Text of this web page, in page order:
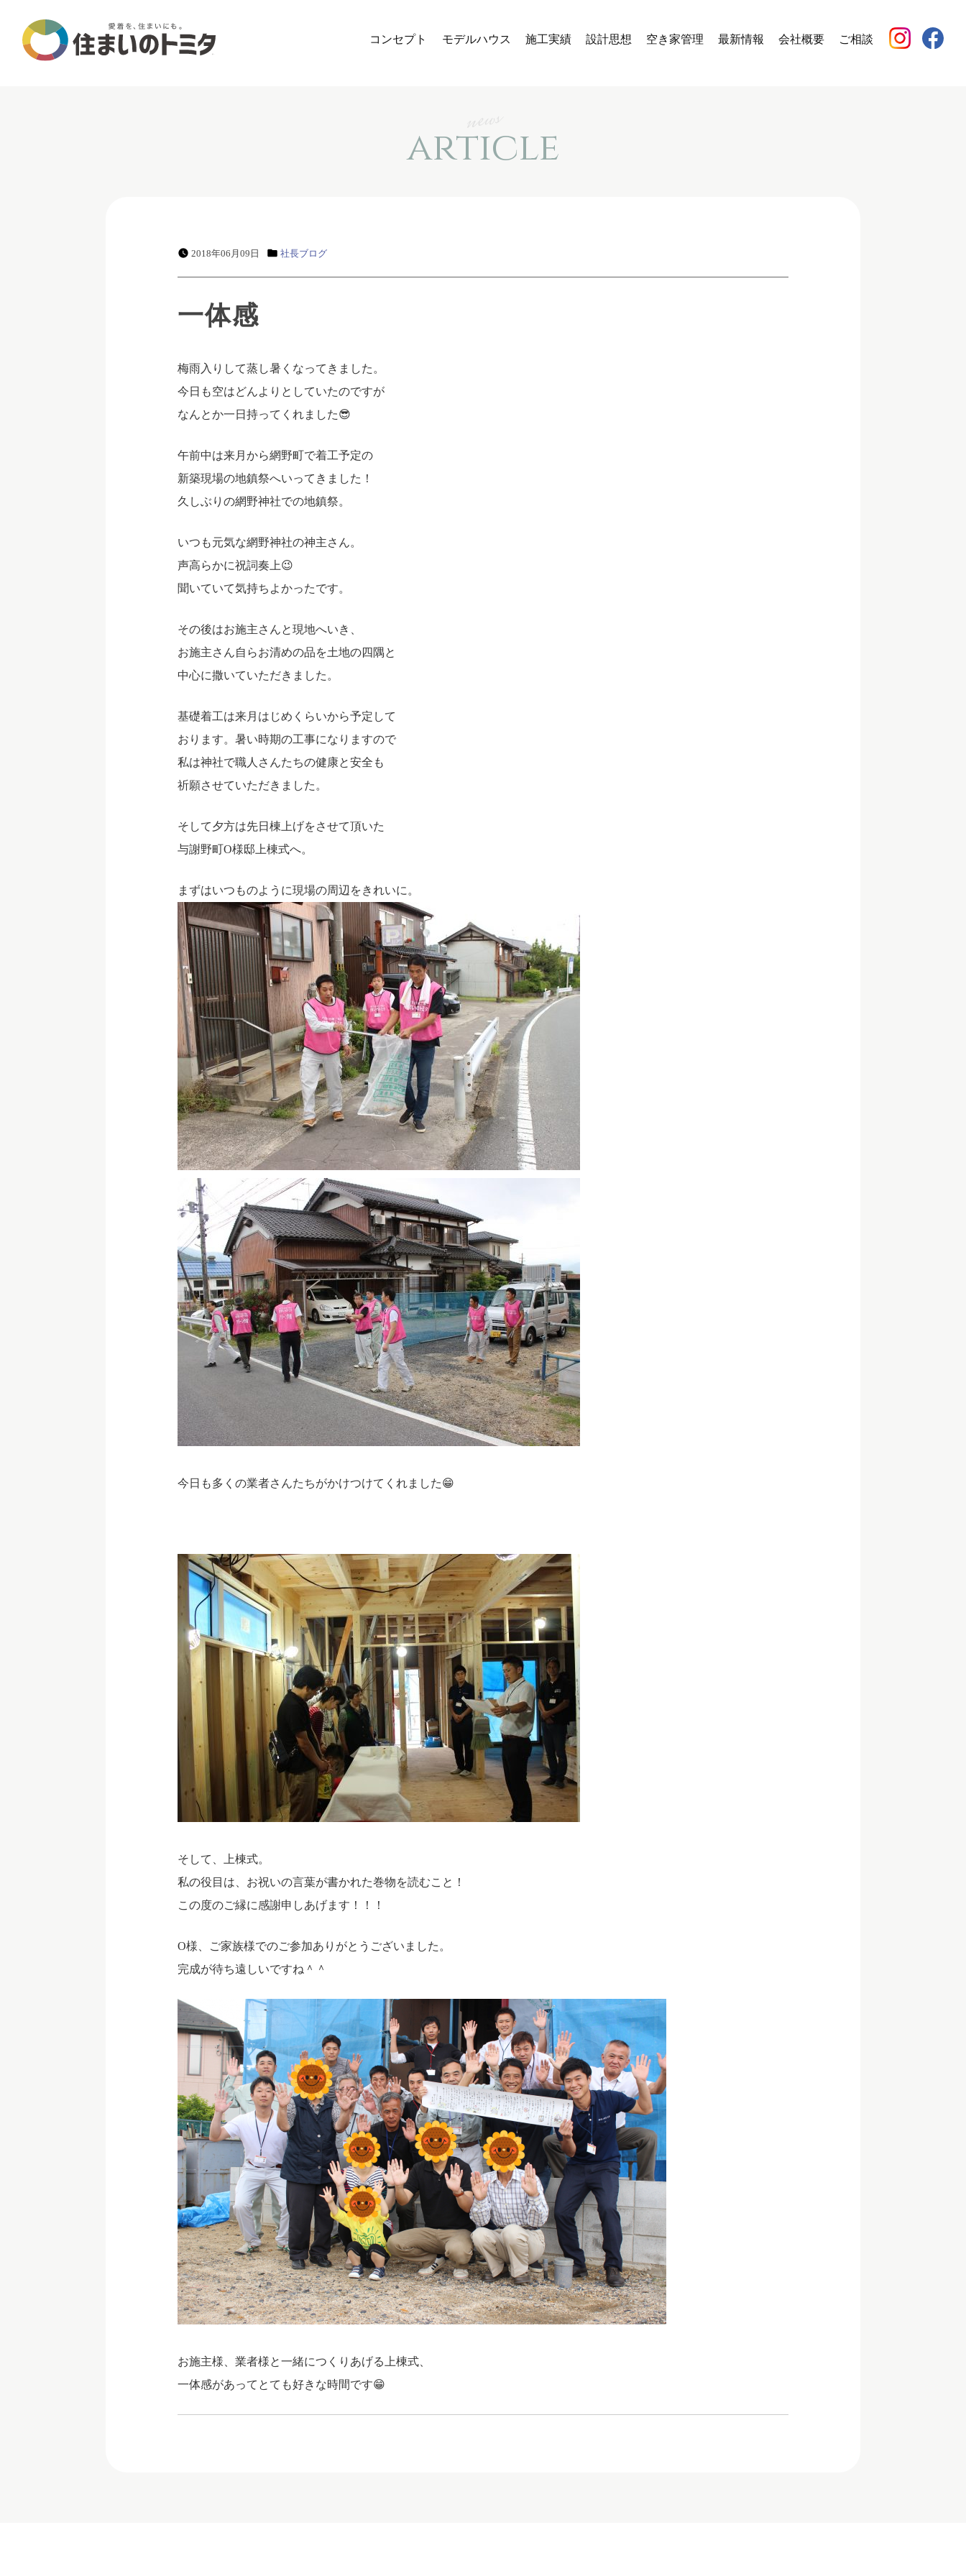
コンセプト モデルハウス 施工実績 設計思想 空き家管理 最新情報 会社概要 ご相談
article
2018年06月09日 社長ブログ
一体感
梅雨入りして蒸し暑くなってきました。
今日も空はどんよりとしていたのですが
なんとか一日持ってくれました😎
午前中は来月から網野町で着工予定の
新築現場の地鎮祭へいってきました！
久しぶりの網野神社での地鎮祭。
いつも元気な網野神社の神主さん。
声高らかに祝詞奏上😉
聞いていて気持ちよかったです。
その後はお施主さんと現地へいき、
お施主さん自らお清めの品を土地の四隅と
中心に撒いていただきました。
基礎着工は来月はじめくらいから予定して
おります。暑い時期の工事になりますので
私は神社で職人さんたちの健康と安全も
祈願させていただきました。
そして夕方は先日棟上げをさせて頂いた
与謝野町O様邸上棟式へ。
まずはいつものように現場の周辺をきれいに。
今日も多くの業者さんたちがかけつけてくれました😁
そして、上棟式。
私の役目は、お祝いの言葉が書かれた巻物を読むこと！
この度のご縁に感謝申しあげます！！！
O様、ご家族様でのご参加ありがとうございました。
完成が待ち遠しいですね＾＾
お施主様、業者様と一緒につくりあげる上棟式、
一体感があってとても好きな時間です😁